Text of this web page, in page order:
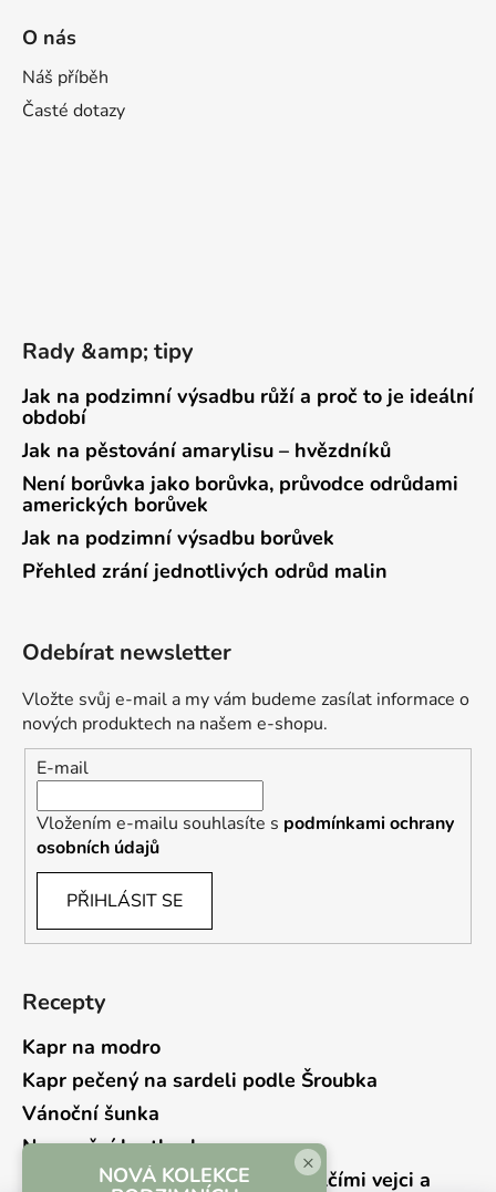
O nás
Náš příběh
Časté dotazy
Rady &amp; tipy
Jak na podzimní výsadbu růží a proč to je ideální
období
Jak na pěstování amarylisu – hvězdníků
Není borůvka jako borůvka, průvodce odrůdami
amerických borůvek
Jak na podzimní výsadbu borůvek
Přehled zrání jednotlivých odrůd malin
Odebírat newsletter
Vložte svůj e-mail a my vám budeme zasílat informace o
nových produktech na našem e-shopu.
E-mail
Vložením e-mailu souhlasíte s podmínkami ochrany
osobních údajů
PŘIHLÁSIT SE
Recepty
Kapr na modro
Kapr pečený na sardeli podle Šroubka
Vánoční šunka
Novoroční hrstkovka
Lehký bramborový salát s křepelčími vejci a
×
NOVÁ KOLEKCE